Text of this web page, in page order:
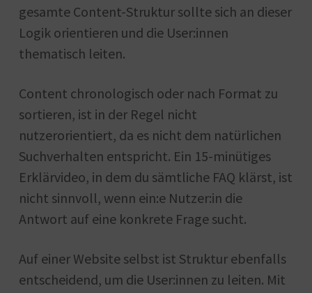
gesamte Content-Struktur sollte sich an dieser
Logik orientieren und die User:innen
thematisch leiten.
Content chronologisch oder nach Format zu
sortieren, ist in der Regel nicht
nutzerorientiert, da es nicht dem natürlichen
Suchverhalten entspricht. Ein 15-minütiges
Erklärvideo, in dem du sämtliche FAQ klärst, ist
nicht sinnvoll, wenn ein:e Nutzer:in die
Antwort auf eine konkrete Frage sucht.
Auf einer Website selbst ist Struktur ebenfalls
entscheidend, um die User:innen zu leiten. Mit